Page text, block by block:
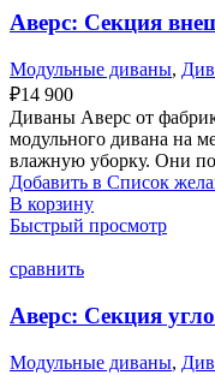
Аверс: Секция
Модульные диваны,
₽14 900
Диваны Аверс от
модульного дивана на
влажную уборку. Они
Добавить в Список
В корзину
Быстрый просмотр
сравнить
Аверс: Секция
Модульные диваны,